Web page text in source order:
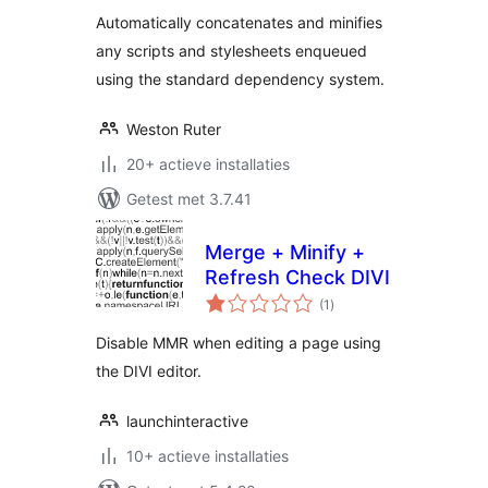
Automatically concatenates and minifies
any scripts and stylesheets enqueued
using the standard dependency system.
Weston Ruter
20+ actieve installaties
Getest met 3.7.41
Merge + Minify +
Refresh Check DIVI
(1 totaal
waarderingen
)
Disable MMR when editing a page using
the DIVI editor.
launchinteractive
10+ actieve installaties